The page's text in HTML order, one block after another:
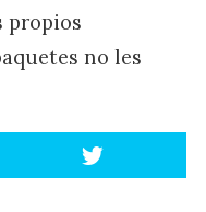
propios
no les